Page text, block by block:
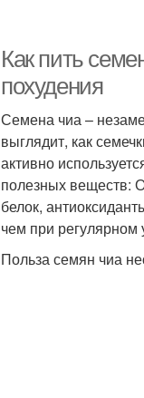
Как пить
похудения
Семена чиа –
выглядит, как
активно
полезных веществ:
белок,
чем при
Польза семян чиа